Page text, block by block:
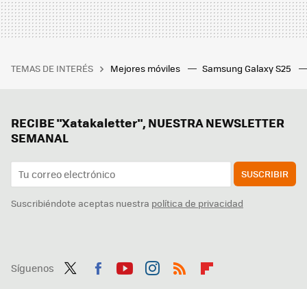
TEMAS DE INTERÉS Mejores móviles Samsung Galaxy S25
RECIBE "Xatakaletter", NUESTRA NEWSLETTER
SEMANAL
SUSCRIBIR
Suscribiéndote aceptas nuestra política de privacidad
Síguenos